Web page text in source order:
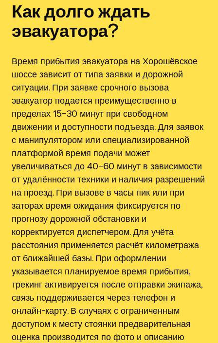
Как долго ждать
эвакуатора?
Время прибытия эвакуатора на Хорошёвское
шоссе зависит от типа заявки и дорожной
ситуации. При заявке срочного вызова
эвакуатор подается преимущественно в
пределах 15–30 минут при свободном
движении и доступности подъезда. Для заявок
с манипулятором или специализированной
платформой время подачи может
увеличиваться до 40–60 минут в зависимости
от удалённости техники и наличия разрешений
на проезд. При вызове в часы пик или при
заторах время ожидания фиксируется по
прогнозу дорожной обстановки и
корректируется диспетчером. Для учёта
расстояния применяется расчёт километража
от ближайшей базы. При оформлении
указывается планируемое время прибытия,
трекинг активируется после отправки экипажа,
связь поддерживается через телефон и
онлайн-карту. В случаях с ограниченным
доступом к месту стоянки предварительная
оценка производится по фото и описанию